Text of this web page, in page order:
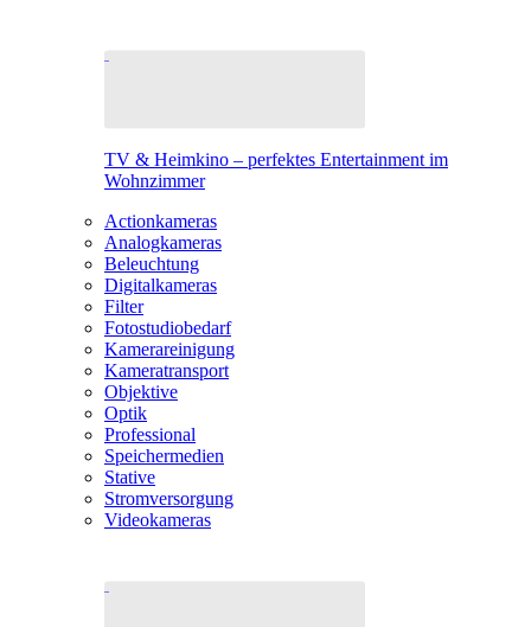
TV & Heimkino – perfektes Entertainment im
Wohnzimmer
Actionkameras
Analogkameras
Beleuchtung
Digitalkameras
Filter
Fotostudiobedarf
Kamerareinigung
Kameratransport
Objektive
Optik
Professional
Speichermedien
Stative
Stromversorgung
Videokameras